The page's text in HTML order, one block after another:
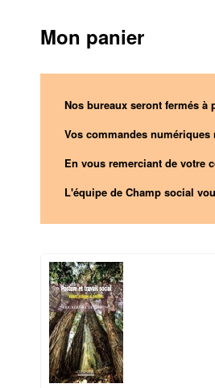
Mon panier
Nos bureaux seront fermés
Vos commandes
En vous remerciant de votre
L'équipe de Champ social